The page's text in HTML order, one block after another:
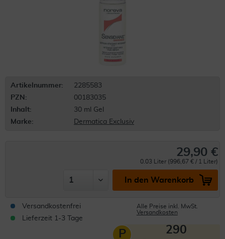
Artikelnummer:
2285583
PZN:
00183035
Inhalt:
30 ml Gel
Marke:
Dermatica Exclusiv
29,90 €
0.03 Liter (996,67 € / 1 Liter)
In den Warenkorb
Versandkostenfrei
Lieferzeit 1-3 Tage
Alle Preise inkl. MwSt.
Versandkosten
P 290